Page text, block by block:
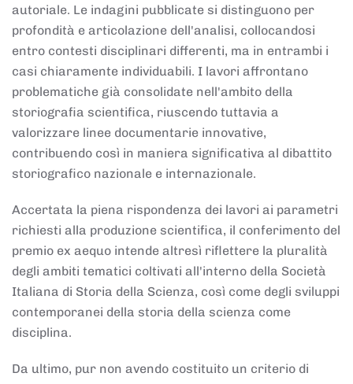
autoriale. Le indagini pubblicate si distinguono per
profondità e articolazione dell'analisi, collocandosi
entro contesti disciplinari differenti, ma in entrambi i
casi chiaramente individuabili. I lavori affrontano
problematiche già consolidate nell'ambito della
storiografia scientifica, riuscendo tuttavia a
valorizzare linee documentarie innovative,
contribuendo così in maniera significativa al dibattito
storiografico nazionale e internazionale.
Accertata la piena rispondenza dei lavori ai parametri
richiesti alla produzione scientifica, il conferimento del
premio ex aequo intende altresì riflettere la pluralità
degli ambiti tematici coltivati all'interno della Società
Italiana di Storia della Scienza, così come degli sviluppi
contemporanei della storia della scienza come
disciplina.
Da ultimo, pur non avendo costituito un criterio di